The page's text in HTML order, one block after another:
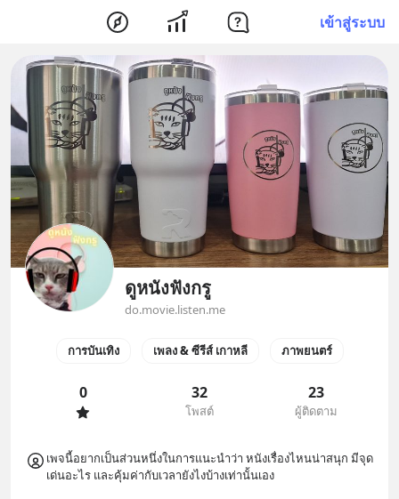
เข้าสู่ระบบ
ดูหนังฟังกรู
do.movie.listen.me
การบันเทิง เพลง & ซีรีส์ เกาหลี ภาพยนตร์
0 32
โพสต์
23
ผู้ติดตาม
เพจนี้อยากเป็นส่วนหนึ่งในการแนะนำว่า หนังเรื่องไหนน่าสนุก มีจุด
เด่นอะไร และคุ้มค่ากับเวลายังไงบ้างเท่านั้นเอง